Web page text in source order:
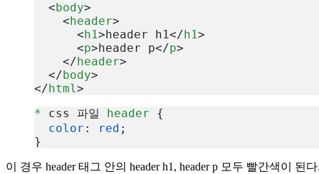
  <
body>
    <
header>
      <
h1>header h1</ h1>
      <
p>header p</p>
    </
header>
  </
body>
</ html>
* css 파일 header {
  color
: red ;
}
이 경우 header 태그 안의 header h1, header p 모두 빨간색이 된